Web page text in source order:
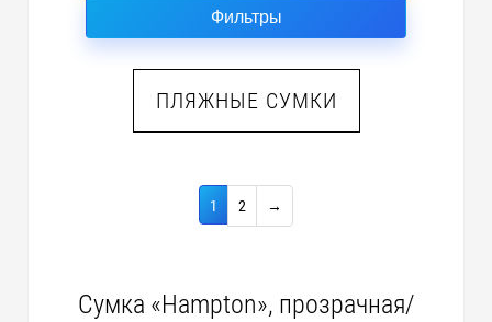
Фильтры
ПЛЯЖНЫЕ СУМКИ
1 2 →
Сумка «Hampton», прозрачная/